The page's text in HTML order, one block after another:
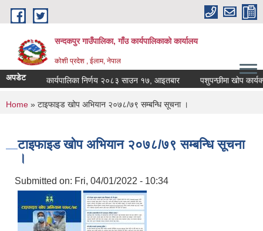
Skip to main content
सन्दकपुर गाउँपालिका, गाँउ कार्यपालिकाको कार्यालय
कोशी प्रदेश , ईलाम, नेपाल
अपडेट कार्यपालिका निर्णय २०८३ साउन १७, आइतबार पशुपन्छीमा खोप कार्यक्म
You are here
Home » टाइफाइड खोप अभियान २०७८/७९ सम्बन्धि सूचना ।
टाइफाइड खोप अभियान २०७८/७९ सम्बन्धि सूचना
।
Submitted on: Fri, 04/01/2022 - 10:34